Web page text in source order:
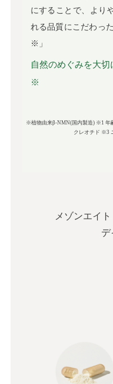
にすることで、より
れる品質にこだわっ
※」
自然のめぐみを大
※
※植物由来β-NMN(国内製造) ※1 年
クレオチド ※3
メゾンエイ
デ